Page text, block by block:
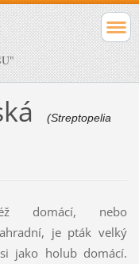
(Streptopelia
domácí, nebo
je pták velký
jako holub domácí.